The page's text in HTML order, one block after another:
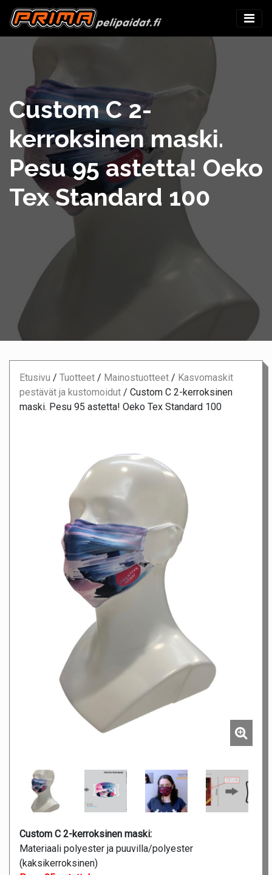
Custom C 2-
kerroksinen maski.
Pesu 95 astetta! Oeko
Tex Standard 100
Etusivu / Tuotteet / Mainostuotteet / Kasvomaskit
pestävät ja kustomoidut / Custom C 2-kerroksinen
maski. Pesu 95 astetta! Oeko Tex Standard 100
Custom C 2-kerroksinen maski:
Materiaali polyester ja puuvilla/polyester
(kaksikerroksinen)